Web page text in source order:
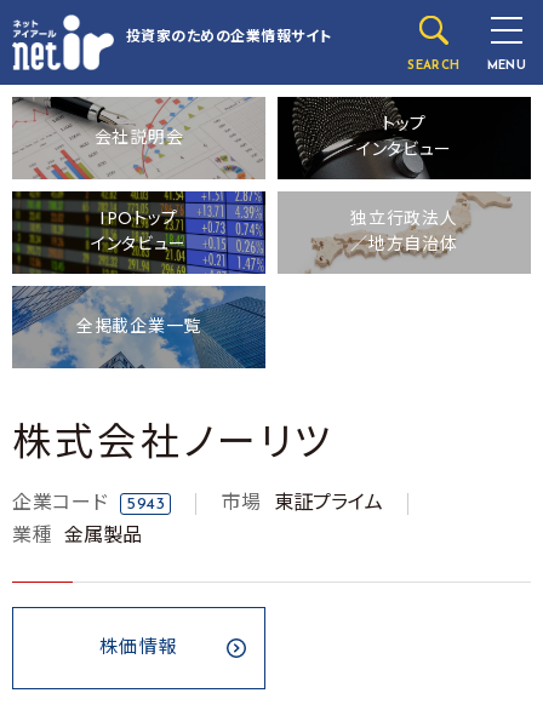
投資家のための企業情報サイト
SEARCH MENU
会社説明会
トップ
インタビュー
IPOトップ
インタビュー
独立行政法人
／地方自治体
全掲載企業一覧
株式会社ノーリツ
企業コード 5943 市場
東証プライム
業種
金属製品
株価情報